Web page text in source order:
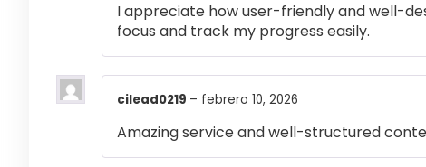
I appreciate how user-friendly and well-
focus and track my progress easily.
cilead0219 – febrero 10, 2026
Amazing service and well-structured